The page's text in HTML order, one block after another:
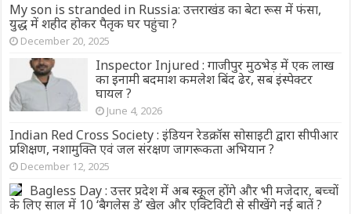
My son is stranded in Russia: उत्तराखंड का बेटा रूस में फंसा,
युद्ध में शहीद होकर पैतृक घर पहुंचा ?
December 20, 2025
Inspector Injured : गाजीपुर मुठभेड़ में एक लाख
का इनामी बदमाश कमलेश बिंद ढेर, सब इंस्पेक्टर
घायल ?
June 4, 2026
Indian Red Cross Society : इंडियन रेडक्रॉस सोसाइटी द्वारा सीपीआर
प्रशिक्षण, नशामुक्ति एवं जल संरक्षण जागरूकता अभियान ?
December 12, 2025
Bagless Day : उत्तर प्रदेश में अब स्कूल होंगे और भी मजेदार, बच्चों
के लिए साल में 10 ‘बैगलेस डे’ खेल और एक्टिविटी से सीखेंगे नई बातें ?